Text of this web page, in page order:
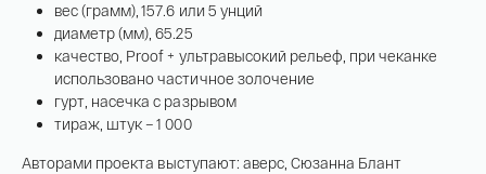
вес (грамм), 157.6 или 5 унций
диаметр (мм), 65.25
качество, Proof + ультравысокий рельеф, при чеканке
использовано частичное золочение
гурт, насечка с разрывом
тираж, штук – 1 000
Авторами проекта выступают: аверс, Сюзанна Блант